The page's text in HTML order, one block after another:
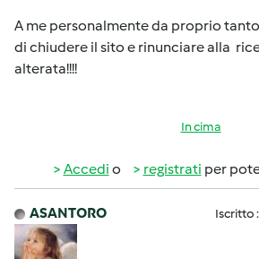
A me personalmente da proprio
di chiudere il sito e rinunciare alla
alterata!!!!
In cima
Accedi o registrati per
ASANTORO Iscritto